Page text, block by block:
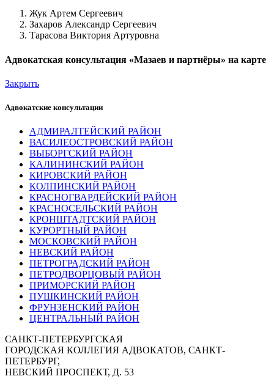
Жук Артем Сергеевич
Захаров Александр Сергеевич
Тарасова Виктория Артуровна
Адвокатская консультация «Мазаев и партнёры» на карте
Закрыть
Адвокатские консультации
АДМИРАЛТЕЙСКИЙ РАЙОН
ВАСИЛЕОСТРОВСКИЙ РАЙОН
ВЫБОРГСКИЙ РАЙОН
КАЛИНИНСКИЙ РАЙОН
КИРОВСКИЙ РАЙОН
КОЛПИНСКИЙ РАЙОН
КРАСНОГВАРДЕЙСКИЙ РАЙОН
КРАСНОСЕЛЬСКИЙ РАЙОН
КРОНШТАДТСКИЙ РАЙОН
КУРОРТНЫЙ РАЙОН
МОСКОВСКИЙ РАЙОН
НЕВСКИЙ РАЙОН
ПЕТРОГРАДСКИЙ РАЙОН
ПЕТРОДВОРЦОВЫЙ РАЙОН
ПРИМОРСКИЙ РАЙОН
ПУШКИНСКИЙ РАЙОН
ФРУНЗЕНСКИЙ РАЙОН
ЦЕНТРАЛЬНЫЙ РАЙОН
САНКТ-ПЕТЕРБУРГСКАЯ
ГОРОДСКАЯ КОЛЛЕГИЯ АДВОКАТОВ, САНКТ-
ПЕТЕРБУРГ,
НЕВСКИЙ ПРОСПЕКТ, Д. 53